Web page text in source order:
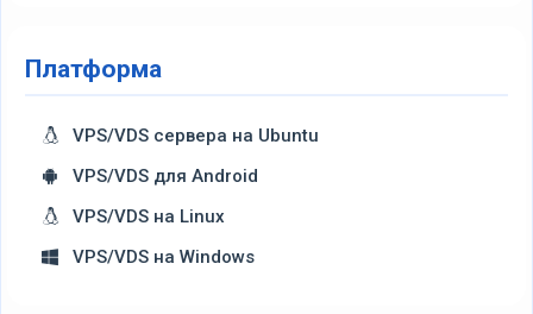
Платформа
VPS/VDS сервера на Ubuntu
VPS/VDS для Android
VPS/VDS на Linux
VPS/VDS на Windows